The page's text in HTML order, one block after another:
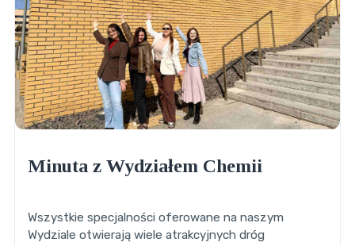
Minuta z Wydziałem Chemii
Wszystkie specjalności oferowane na naszym
Wydziale otwierają wiele atrakcyjnych dróg